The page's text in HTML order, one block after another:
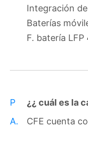
Integración
Baterías
F. batería
P
¿¿ cuál es la
A.
CFE cuenta